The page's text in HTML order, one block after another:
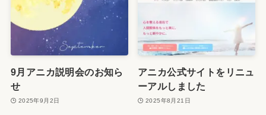
9月アニカ説明会のお知ら
せ
2025年9月2日
アニカ公式サイトをリニュ
ーアルしました
2025年8月21日